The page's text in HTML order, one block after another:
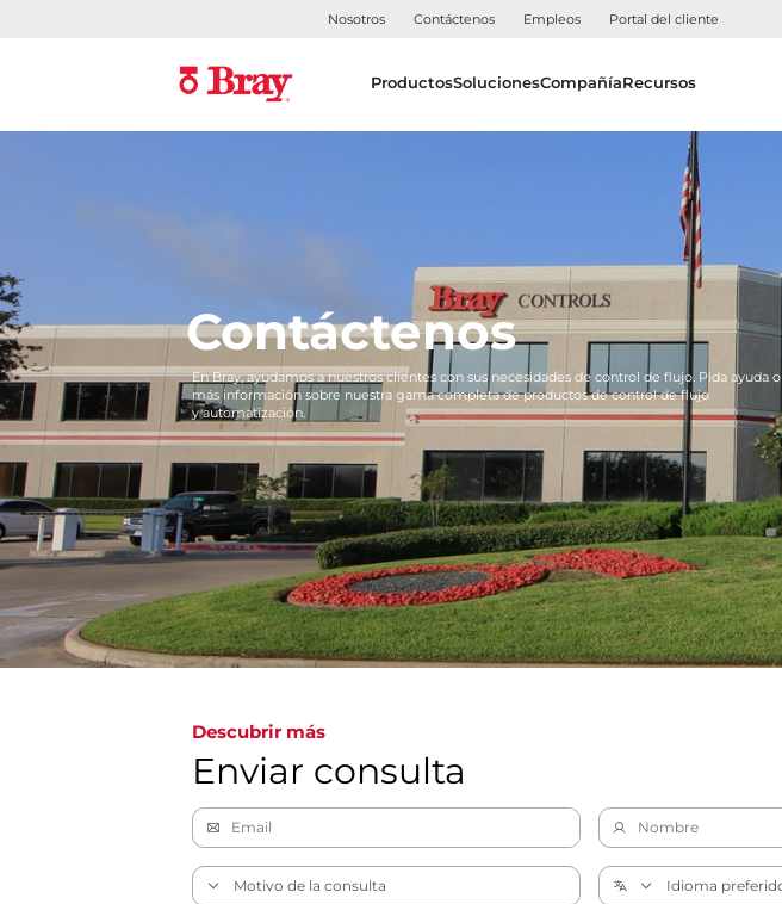
Nosotros Contáctenos Empleos Portal del cliente
ProductosSolucionesCompañíaRecursos
Contáctenos
En Bray, ayudamos a nuestros clientes con sus necesidades de control de flujo. Pida ayuda o
más información sobre nuestra gama completa de productos de control de flujo
y automatización.
Descubrir más
Enviar consulta